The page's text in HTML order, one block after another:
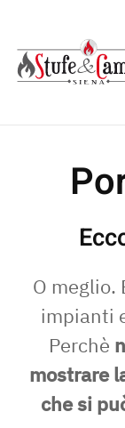
Skip
to
O meglio.
impianti
Perchè
mostrare
che si